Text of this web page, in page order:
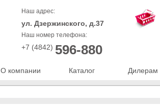
О компании Каталог Дилерам
Наш адрес:
ул. Дзержинского, д.37
Наш номер телефона:
+7 (4842) 596-880